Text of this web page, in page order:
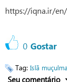
https://iqna.ir/
0 Gostar
Tag: Islã
Seu comentário